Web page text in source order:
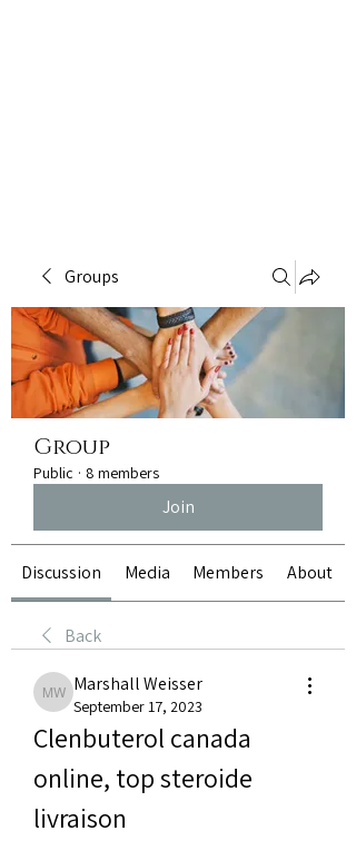
Groups
Group
Public · 8 members
Join
Discussion Media Members About
Back
Marshall Weisser
Marshall Weisser
September 17, 2023
Clenbuterol canada
online, top steroide
livraison